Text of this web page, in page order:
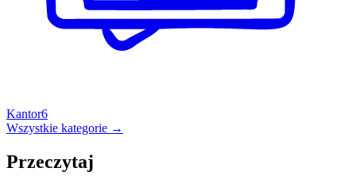
Kantor6
Wszystkie kategorie →
Przeczytaj